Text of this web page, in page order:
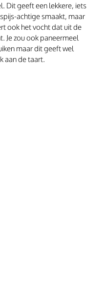
Dit geeft een lekkere, iets
achtige smaakt, maar
ook het vocht dat uit de
Je zou ook paneermeel
maar dit geeft wel
aan de taart.